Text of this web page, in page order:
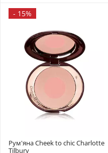
- 15%
Рум'яна Cheek to chic Charlotte
Tilbury